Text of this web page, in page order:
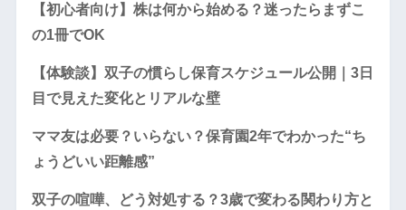
【初心者向け】株は何から始める？迷ったらまずこ
の1冊でOK
【体験談】双子の慣らし保育スケジュール公開｜3日
目で見えた変化とリアルな壁
ママ友は必要？いらない？保育園2年でわかった“ち
ょうどいい距離感”
双子の喧嘩、どう対処する？3歳で変わる関わり方と